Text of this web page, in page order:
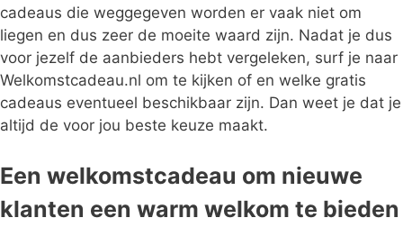
cadeaus die weggegeven worden er vaak niet om
liegen en dus zeer de moeite waard zijn. Nadat je dus
voor jezelf de aanbieders hebt vergeleken, surf je naar
Welkomstcadeau.nl om te kijken of en welke gratis
cadeaus eventueel beschikbaar zijn. Dan weet je dat je
altijd de voor jou beste keuze maakt.
Een welkomstcadeau om nieuwe
klanten een warm welkom te bieden